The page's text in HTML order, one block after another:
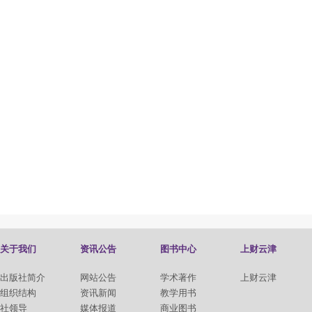
关于我们
出版社简介
组织结构
社领导
资讯公告
网站公告
资讯新闻
媒体报道
图书中心
学术著作
教学用书
商业图书
上财云津
上财云津